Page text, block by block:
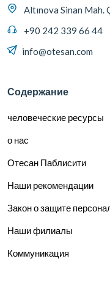
Altınova Sinan Mah.
+90 242 339 66 44
info@otesan.com
Содержание
человеческие ресурсы
о нас
Отесан Паблисити
Наши рекомендации
Закон о защите
Наши филиалы
Коммуникация